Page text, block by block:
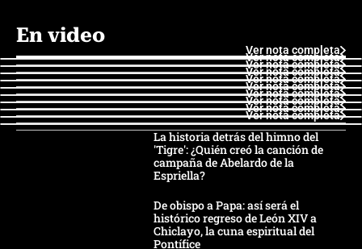
En video
Ver nota completa
Ver nota completa
Ver nota completa
Ver nota completa
Ver nota completa
Ver nota completa
Ver nota completa
Ver nota completa
Ver nota completa
Ver nota completa
La historia detrás del himno del
'Tigre': ¿Quién creó la canción de
campaña de Abelardo de la
Espriella?
De obispo a Papa: así será el
histórico regreso de León XIV a
Chiclayo, la cuna espiritual del
Pontífice